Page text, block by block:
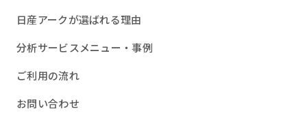
日産アークが選ばれる理由
分析サービスメニュー・事例
ご利用の流れ
お問い合わせ